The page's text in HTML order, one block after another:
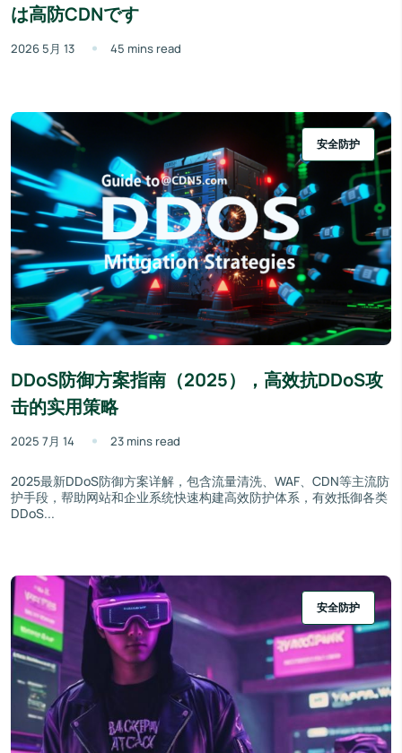
は高防CDNです
2026 5月 13 45 mins read
安全防护
DDoS防御方案指南（2025），高效抗DDoS攻
击的实用策略
2025 7月 14 23 mins read
2025最新DDoS防御方案详解，包含流量清洗、WAF、CDN等主流防
护手段，帮助网站和企业系统快速构建高效防护体系，有效抵御各类
DDoS...
安全防护